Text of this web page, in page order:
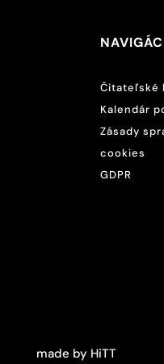
Čitateľské
Kalendár
Zásady
cookies
GDPR
made by HiTT